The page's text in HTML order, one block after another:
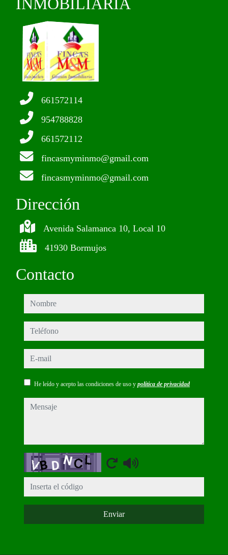
661572114
954788828
661572112
fincasmyminmo@gmail.com
fincasmyminmo@gmail.com
Dirección
Avenida Salamanca 10, Local 10
41930 Bormujos
Contacto
nombre
teléfono
e-mail
He leído y acepto las condiciones de uso y política de privacidad
mensaje
Captcha
Enviar